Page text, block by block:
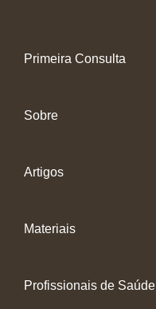
Primeira Consulta
Sobre
Artigos
Materiais
Profissionais de Saúde